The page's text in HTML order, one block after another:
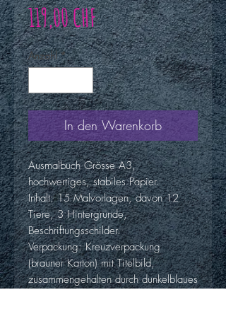
119,00 CHFPreis
Anzahl *
In den Warenkorb
Ausmalbuch Grösse A3,
hochwertiges, stabiles Papier.
Inhalt: 15 Malvorlagen, davon 12
Tiere, 3 Hintergründe,
Beschriftungsschilder.
Verpackung: Kreuzverpackung
(brauner Karton) mit Titelbild,
zusammengehalten durch dunkelblaues